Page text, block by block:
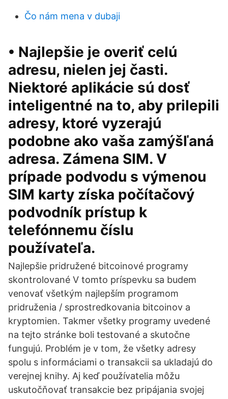
Čo nám mena v dubaji
• Najlepšie je overiť celú
adresu, nielen jej časti.
Niektoré aplikácie sú dosť
inteligentné na to, aby prilepili
adresy, ktoré vyzerajú
podobne ako vaša zamýšľaná
adresa. Zámena SIM. V
prípade podvodu s výmenou
SIM karty získa počítačový
podvodník prístup k
telefónnemu číslu
používateľa.
Najlepšie pridružené bitcoinové programy
skontrolované V tomto príspevku sa budem
venovať všetkým najlepším programom
pridruženia / sprostredkovania bitcoinov a
kryptomien. Takmer všetky programy uvedené
na tejto stránke boli testované a skutočne
fungujú. Problém je v tom, že všetky adresy
spolu s informáciami o transakcii sa ukladajú do
verejnej knihy. Aj keď používatelia môžu
uskutočňovať transakcie bez pripájania svojej